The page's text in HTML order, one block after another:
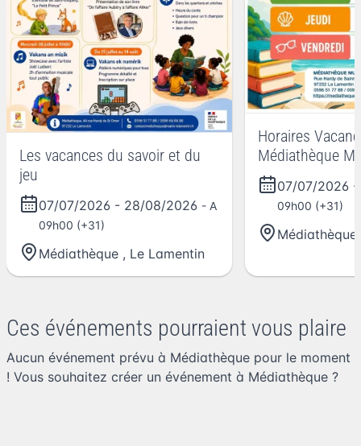
Les vacances du savoir et du
jeu
07/07/2026 - 28/08/2026 - A
09h00 (+31)
Médiathèque , Le Lamentin
Horaires
Médiathèque
07/07/2026
09h00 (+31)
Médiathèque
Ces événements pourraient vous plaire
Aucun événement prévu à Médiathèque pour le moment
! Vous souhaitez créer un événement à Médiathèque ?